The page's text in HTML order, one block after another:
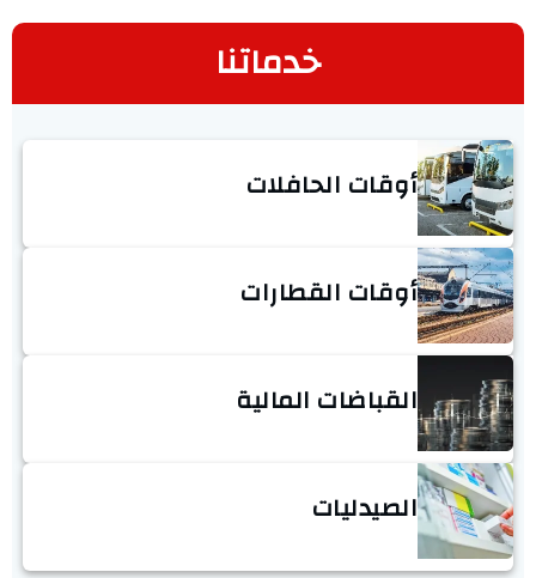
خدماتنا
أوقات الحافلات
أوقات القطارات
القباضات المالية
الصيدليات